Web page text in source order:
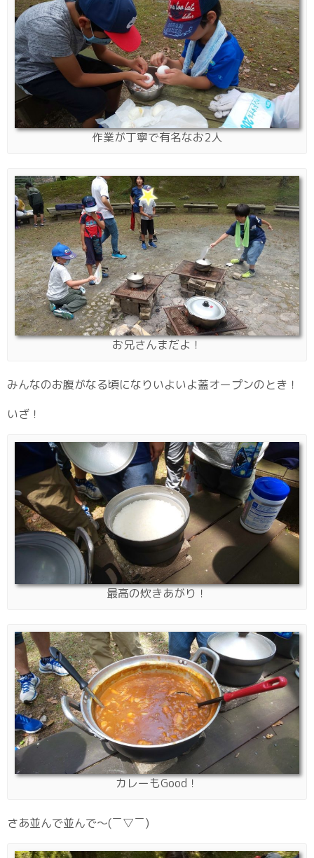
作業が丁寧で有名なお2人
お兄さんまだよ！
みんなのお腹がなる頃になりいよいよ蓋オープンのとき！
いざ！
最高の炊きあがり！
カレーもGood！
さあ並んで並んで〜(￣▽￣)